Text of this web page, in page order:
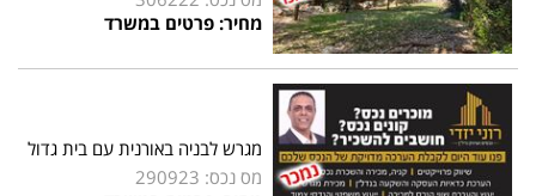
מחיר: פרטים במשרד
מגרש לבניה באורנית עם בית גדול
מס נכס: 290923